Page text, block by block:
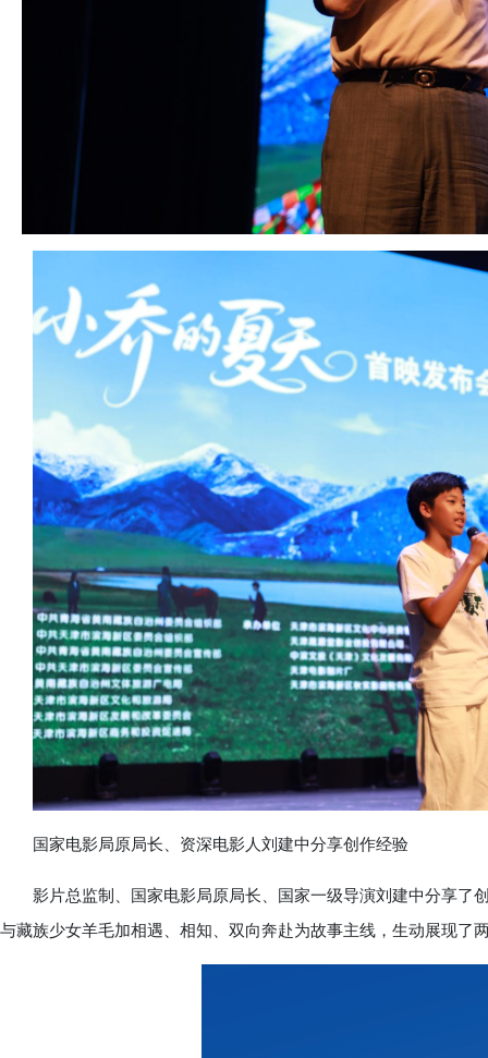
国家电影局原局长、资深电影人刘建中分享创作经验
影片总监制、国家电影局原局长、国家一级导演刘建中分享了
与藏族少女羊毛加相遇、相知、双向奔赴为故事主线，生动展现了